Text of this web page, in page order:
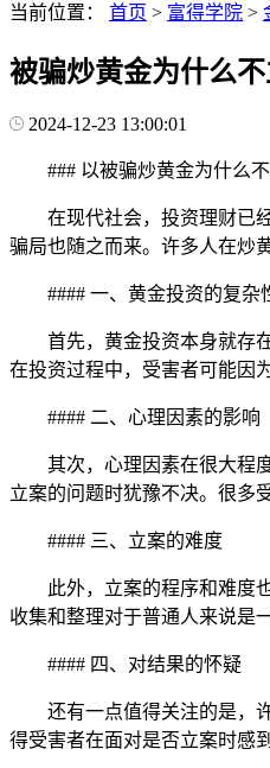
当前位置：
首页 > 富得学院 >
被骗炒黄金为什么
2024-12-23 13:00:01
### 以被骗炒黄金为什么
在现代社会，投资理财已
骗局也随之而来。许多人在炒
#### 一、黄金投资的复杂
首先，黄金投资本身就存
在投资过程中，受害者可能因
#### 二、心理因素的影响
其次，心理因素在很大程
立案的问题时犹豫不决。很多
#### 三、立案的难度
此外，立案的程序和难度
收集和整理对于普通人来说是
#### 四、对结果的怀疑
还有一点值得关注的是，
得受害者在面对是否立案时感